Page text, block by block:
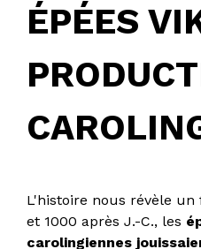
ÉPÉES
L'histoire nous révèle
et 1000 après J.-C., les
carolingiennes